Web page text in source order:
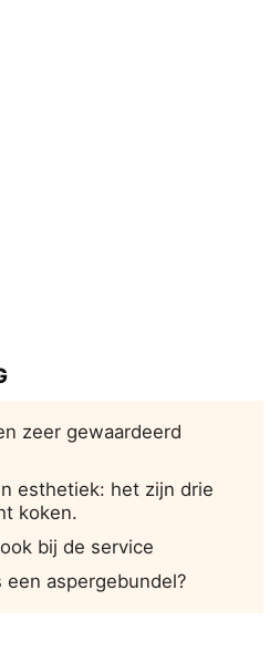
zeer gewaardeerd
esthetiek: het zijn drie
koken.
bij de service
een aspergebundel?